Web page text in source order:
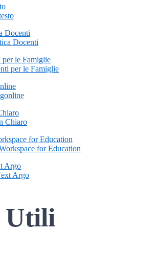
Docenti
le Famiglie
for Education
Argo